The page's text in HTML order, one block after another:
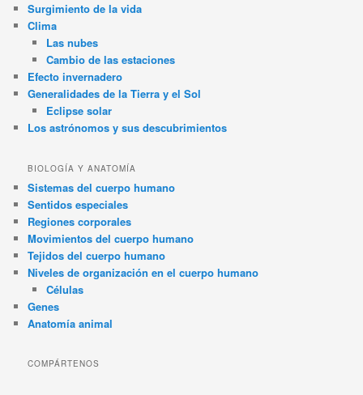
Surgimiento de la vida
Clima
Las nubes
Cambio de las estaciones
Efecto invernadero
Generalidades de la Tierra y el Sol
Eclipse solar
Los astrónomos y sus descubrimientos
BIOLOGÍA Y ANATOMÍA
Sistemas del cuerpo humano
Sentidos especiales
Regiones corporales
Movimientos del cuerpo humano
Tejidos del cuerpo humano
Niveles de organización en el cuerpo humano
Células
Genes
Anatomía animal
COMPÁRTENOS